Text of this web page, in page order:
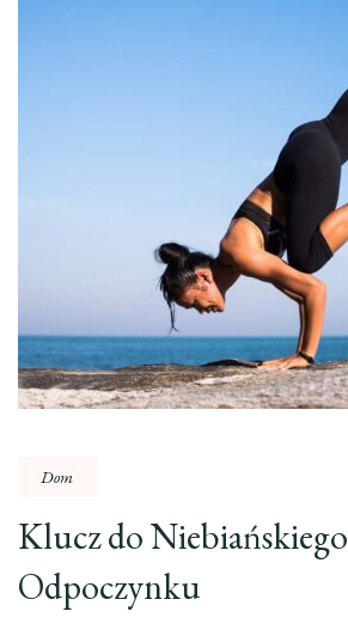
Dom
Klucz do Niebiańskiego
Odpoczynku